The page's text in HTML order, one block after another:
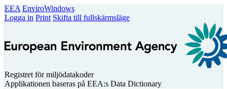
EEA EnviroWindows
Logga in Print Skifta till fullskärmsläge
Registret för miljödatakoder
Applikationen baseras på EEA:s Data Dictionary